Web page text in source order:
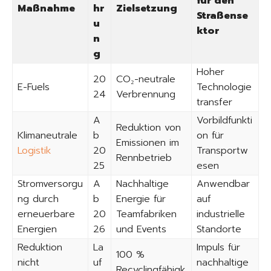
Maßnahme
hr
u
n
g
Zielsetzung
Straßense
ktor
E-Fuels
20
24
CO₂-neutrale
Verbrennung
Hoher
Technologie
transfer
Klimaneutrale
Logistik
A
b
20
25
Reduktion von
Emissionen im
Rennbetrieb
Vorbildfunkti
on für
Transportw
esen
Stromversorgu
ng durch
erneuerbare
Energien
A
b
20
26
Nachhaltige
Energie für
Teamfabriken
und Events
Anwendbar
auf
industrielle
Standorte
Reduktion
nicht
La
uf
100 %
Impuls für
nachhaltige